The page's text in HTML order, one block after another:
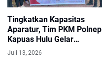
Tingkatkan Kapasitas
Aparatur, Tim PKM Polnep
Kapuas Hulu Gelar
Pelatihan Aplikasi RAB
Berbasis VBA Excel di Desa
Juli 13, 2026